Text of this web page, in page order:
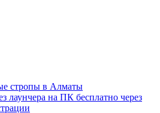
стропы в Алматы
лаунчера на ПК бесплатно через